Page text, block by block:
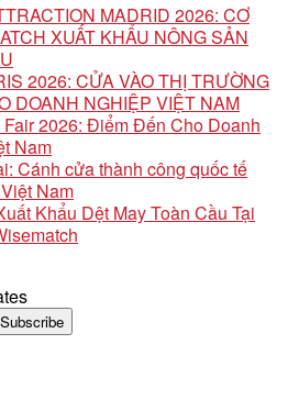
MADRID 2026: CƠ
XUẤT KHẨU NÔNG SẢN
2026: CỬA VÀO THỊ TRƯỜNG
DOANH NGHIỆP VIỆT NAM
Fair 2026: Điểm Đến Cho Doanh
Nam
Cánh cửa thành công quốc tế
Nam
Khẩu Dệt May Toàn Cầu Tại